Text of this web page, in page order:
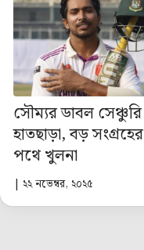
সৌম্যর ডাবল সেঞ্চুরি
হাতছাড়া, বড় সংগ্রহের
পথে খুলনা
| ২২ নভেম্বর, ২০২৫